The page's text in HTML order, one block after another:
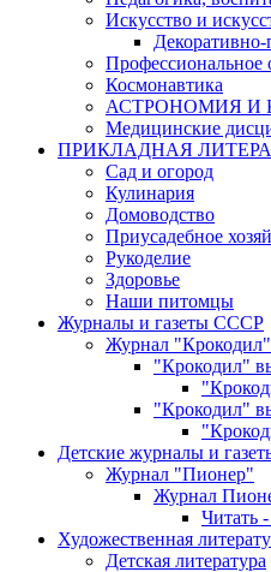
Искусство и
Декоративно-
Профессиональное
Космонавтика
АСТРОНОМИЯ И
Медицинские
ПРИКЛАДНАЯ
Сад и огород
Кулинария
Домоводство
Приусадебное
Рукоделие
Здоровье
Наши питомцы
Журналы и газеты СССР
Журнал "Крокодил"
"Крокодил"
"Крокодил"
Детские журналы и
Журнал "Пионер"
Журнал
Читать
Художественная
Детская литература